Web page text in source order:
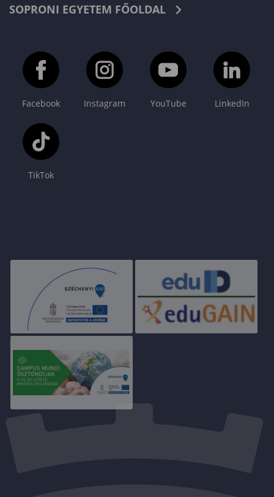
SOPRONI EGYETEM FŐOLDAL
Facebook Instagram YouTube LinkedIn
TikTok